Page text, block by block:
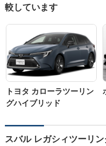
較しています
トヨタ カローラツーリン
グハイブリッド
スバル レガシィツーリ